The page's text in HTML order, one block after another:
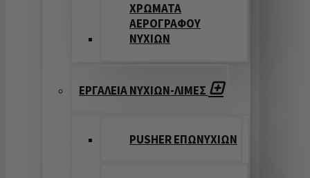
ΧΡΩΜΑΤΑ
ΑΕΡΟΓΡΑΦΟΥ
ΝΥΧΙΩΝ
ΕΡΓΑΛΕΙΑ ΝΥΧΙΩΝ-ΛΙΜΕΣ
PUSHER ΕΠΩΝΥΧΙΩΝ